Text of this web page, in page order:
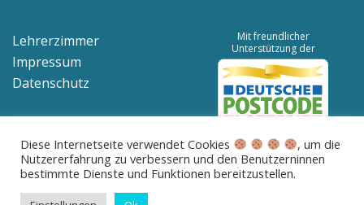
Lehrerzimmer
Impressum
Datenschutz
Mit freundlicher
Unterstützung der
Spendenkonto | IBAN: DE04 5776 1591 8100 0538 00 | BIC:
Betreff: Spende für saubere Flüsse und Meere
Diese Internetseite verwendet Cookies
, um die
Nutzererfahrung zu verbessern und den Benutzerninnen
bestimmte Dienste und Funktionen bereitzustellen.